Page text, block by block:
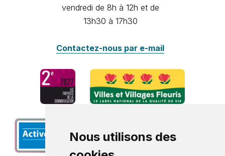
Nous utilisons des
vendredi de 8h à 12h et de
13h30 à 17h30
Contactez-nous par e-mail